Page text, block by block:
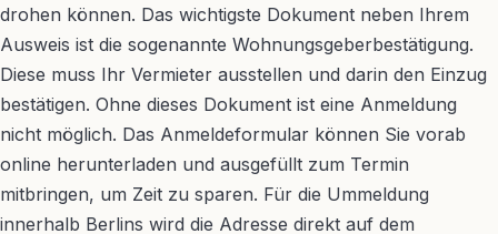
drohen können. Das wichtigste Dokument neben Ihrem
Ausweis ist die sogenannte Wohnungsgeberbestätigung.
Diese muss Ihr Vermieter ausstellen und darin den Einzug
bestätigen. Ohne dieses Dokument ist eine Anmeldung
nicht möglich. Das Anmeldeformular können Sie vorab
online herunterladen und ausgefüllt zum Termin
mitbringen, um Zeit zu sparen. Für die Ummeldung
innerhalb Berlins wird die Adresse direkt auf dem